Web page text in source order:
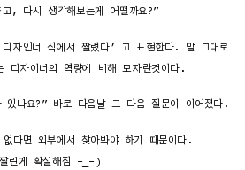
고, 다시 생각해보는게 어떨까요?”
자인너 직에서 짤렸다’ 고 표현한다. 말 그대로
디자이너의 역량에 비해 모자란것이다.
있나요?” 바로 다음날 그 다음 질문이 이어졌다.
다면 외부에서 찾아봐야 하기 때문이다.
린게 확실해짐 -_-)